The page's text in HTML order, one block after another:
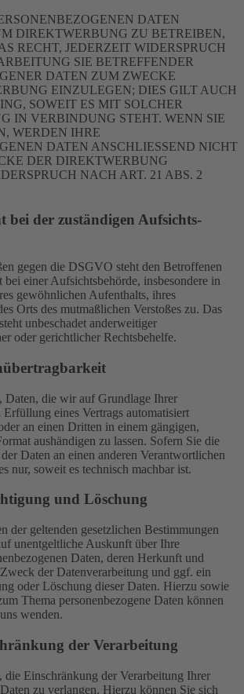
DATEN
DIREKTWERBUNG ZU BETREIBEN,
RECHT, JEDERZEIT WIDERSPRUCH
SIE BETREFFENDER
DATEN ZUM ZWECKE
EINZULEGEN; DIES GILT AUCH
SOWEIT ES MIT SOLCHER
IN VERBINDUNG STEHT. WENN SIE
WERDEN IHRE
DATEN ANSCHLIESSEND NICHT
DER DIREKTWERBUNG
NACH ART. 21 ABS. 2
bei der zuständigen Aufsichts­
gegen die DSGVO steht den Betroffenen
bei einer Aufsichtsbehörde, insbesondere in
gewöhnlichen Aufenthalts, ihres
Orts des mutmaßlichen Verstoßes zu. Das
unbeschadet anderweitiger
oder gerichtlicher Rechtsbehelfe.
Daten, die wir auf Grundlage Ihrer
eines Vertrags automatisiert
an einen Dritten in einem gängigen,
aushändigen zu lassen. Sofern Sie die
Daten an einen anderen Verantwortlichen
nur, soweit es technisch machbar ist.
und Löschung
der geltenden gesetzlichen Bestimmungen
unentgeltliche Auskunft über Ihre
Daten, deren Herkunft und
der Datenverarbeitung und ggf. ein
oder Löschung dieser Daten. Hierzu sowie
Thema personenbezogene Daten können
wenden.
der Verarbeitung
die Einschränkung der Verarbeitung Ihrer
zu verlangen. Hierzu können Sie sich